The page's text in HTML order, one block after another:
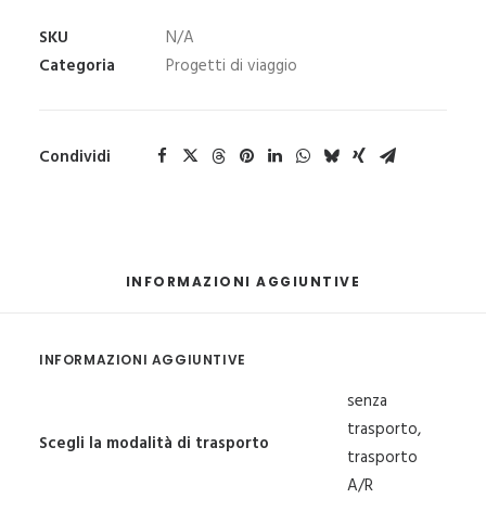
SKU
N/A
Categoria
Progetti di viaggio
Condividi
INFORMAZIONI AGGIUNTIVE
INFORMAZIONI AGGIUNTIVE
Scegli la modalità di trasporto
senza
trasporto,
trasporto
A/R